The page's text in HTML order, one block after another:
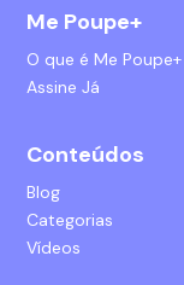
Me Poupe+
O que é Me Poupe+
Assine Já
Conteúdos
Blog
Categorias
Vídeos